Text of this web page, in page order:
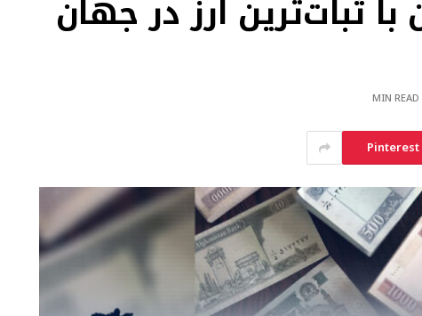
ثبات‌ترین ارز در جهان
Pinterest